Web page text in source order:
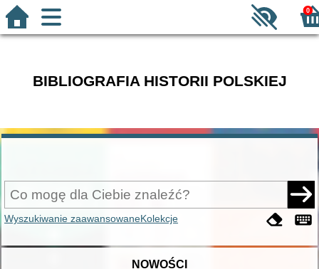
0
BIBLIOGRAFIA HISTORII POLSKIEJ
Wyszukiwanie zaawansowaneKolekcje
NOWOŚCI